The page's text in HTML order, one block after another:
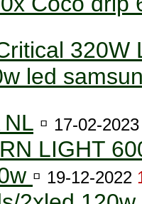
320W
led
NL ▫ 17-02-
LIGHT
▫ 19-12-2022